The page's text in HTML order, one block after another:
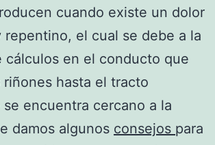
cuando existe un dolor
el cual se debe a la
cálculos en el conducto que
hasta el tracto
encuentra cercano a la
damos algunos consejos para